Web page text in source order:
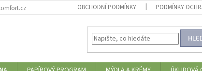
OBCHODNÍ PODMÍNKY PODMÍNKY